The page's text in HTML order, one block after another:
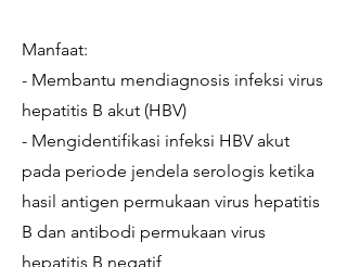
Manfaat:
- Membantu mendiagnosis infeksi virus
hepatitis B akut (HBV)
- Mengidentifikasi infeksi HBV akut
pada periode jendela serologis ketika
hasil antigen permukaan virus hepatitis
B dan antibodi permukaan virus
hepatitis B negatif